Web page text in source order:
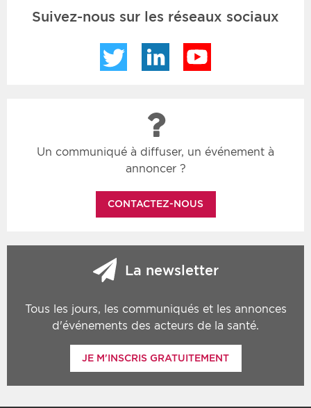
Suivez-nous sur les réseaux sociaux
Twitter LinkedIn
Un communiqué à diffuser, un événement à
annoncer ?
CONTACTEZ-NOUS
La newsletter
Tous les jours, les communiqués et les annonces
d'événements des acteurs de la santé.
JE M'INSCRIS GRATUITEMENT